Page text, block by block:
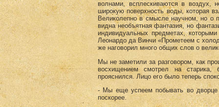
волнами, всплескиваются в воздух,
широкую поверхность воды, которая
Великолепно в смысле научном, но о
видна необъятная фантазия, но
индивидуальных предметах,
Леонардо да Винчи «Прометеем с
же наговорил много общих слов о
Мы не заметили за разговором, как
восхищением смотрел на старика,
прояснился. Лицо его было теперь
- Мы еще успеем побывать во
поскорее.